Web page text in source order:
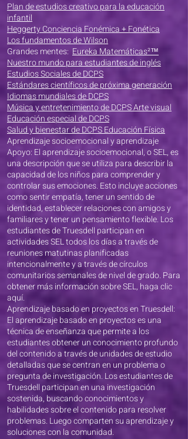
Plan de estudios creativo para la educación
infantil
Heggerty Conciencia Fonémica + Fonética
Los fundamentos de Wilson
Grandes mentes: Eureka Matemáticas²™
Nuestro mundo para estudiantes de inglés
Estudios Sociales de DCPS
Estándares científicos de próxima generación
Idiomas mundiales de DCPS
Música y entretenimiento de DCPS Arte visual
Educación especial de DCPS
Salud y bienestar de DCPS Educación Física
Aprendizaje socioemocional y aprendizaje
Apoyo: El aprendizaje socioemocional, o SEL, es
una descripción que se utiliza para describir la
capacidad de los niños para comprender y
controlar sus emociones. Esto incluye acciones
como sentir empatía, tener un sentido de
identidad, establecer relaciones con amigos y
familiares y tener un pensamiento flexible. Los
estudiantes de Truesdell participan en
actividades SEL todos los días a través de
reuniones matutinas planificadas
intencionalmente y a través de círculos
comunitarios semanales de nivel de grado. Para
obtener más información sobre SEL, haga clic
aquí.
Aprendizaje basado en proyectos en Truesdell:
El aprendizaje basado en proyectos es una
técnica de enseñanza que permite a los
estudiantes obtener un conocimiento profundo
del contenido a través de unidades de estudio
detalladas que se centran en un problema o
pregunta de investigación. Los estudiantes de
Truesdell participan en una investigación
sostenida, buscando conocimientos y
habilidades sobre el contenido para resolver
problemas. Luego comparten su aprendizaje y
soluciones con la comunidad.